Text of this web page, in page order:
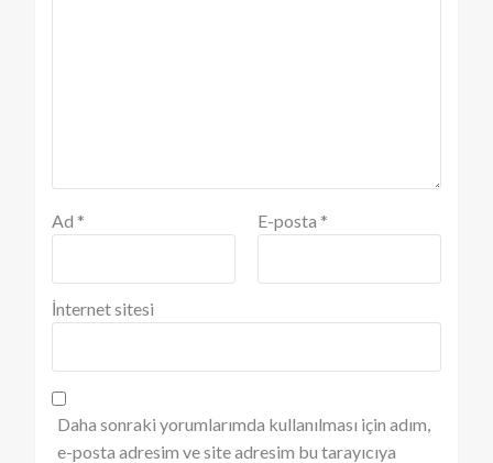
Ad * E-posta *
İnternet sitesi
Daha sonraki yorumlarımda kullanılması için adım,
e-posta adresim ve site adresim bu tarayıcıya